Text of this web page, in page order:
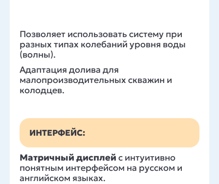
Позволяет использовать систему при
разных типах колебаний уровня воды
(волны).
Адаптация долива для
малопроизводительных скважин и
колодцев.
ИНТЕРФЕЙС:
Матричный дисплей с интуитивно
понятным интерфейсом на русском и
английском языках.